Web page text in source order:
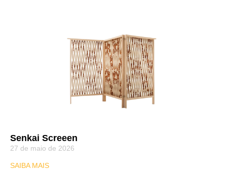
Senkai Screeen
27 de maio de 2026
SAIBA MAIS